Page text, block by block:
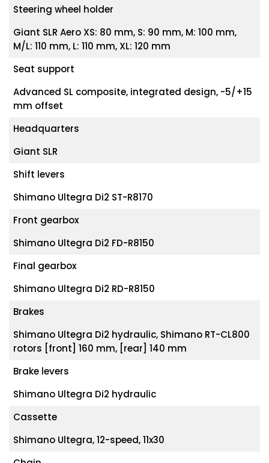
Steering wheel holder
Giant SLR Aero XS: 80 mm, S: 90 mm, M: 100 mm,
M/L: 110 mm, L: 110 mm, XL: 120 mm
Seat support
Advanced SL composite, integrated design, -5/+15
mm offset
Headquarters
Giant SLR
Shift levers
Shimano Ultegra Di2 ST-R8170
Front gearbox
Shimano Ultegra Di2 FD-R8150
Final gearbox
Shimano Ultegra Di2 RD-R8150
Brakes
Shimano Ultegra Di2 hydraulic, Shimano RT-CL800
rotors [front] 160 mm, [rear] 140 mm
Brake levers
Shimano Ultegra Di2 hydraulic
Cassette
Shimano Ultegra, 12-speed, 11x30